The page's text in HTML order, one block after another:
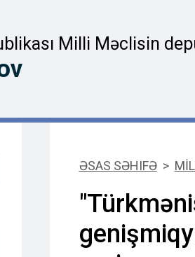
Milli Məclisin
ƏSAS SƏHIFƏ >